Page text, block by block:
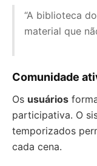
“A biblioteca
material que
Comunidade
Os usuários
participativa. O
temporizados
cada cena.